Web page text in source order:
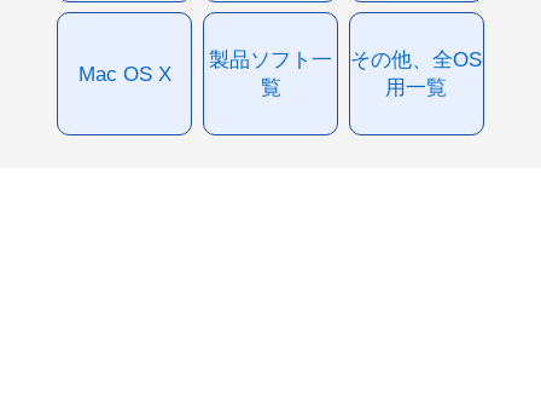
Mac OS X
製品ソフト一
覧
その他、全OS
用一覧